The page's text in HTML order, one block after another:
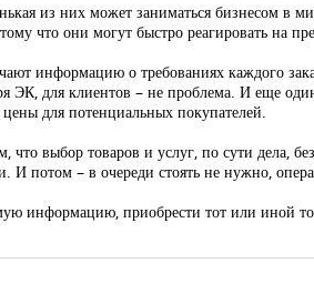
из них может заниматься бизнесом в
что они могут быстро реагировать на
информацию о требованиях каждого
ЭК, для клиентов – не проблема. И еще
для потенциальных покупателей.
выбор товаров и услуг, по сути дела,
И потом – в очереди стоять не нужно,
информацию, приобрести тот или иной